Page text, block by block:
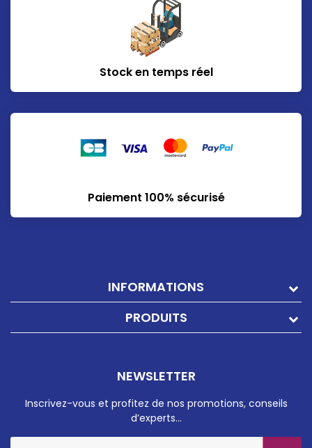
Stock en temps réel
Paiement 100% sécurisé
INFORMATIONS
PRODUITS
NEWSLETTER
Inscrivez-vous et profitez de nos promotions, conseils
d’experts…